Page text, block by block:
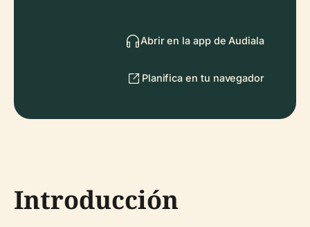
Abrir en la app de Audiala
Planifica en tu navegador
Introducción